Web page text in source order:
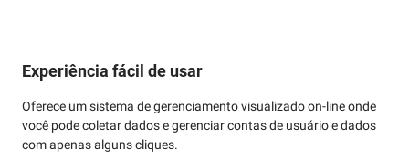
Experiência fácil de usar
Oferece um sistema de gerenciamento visualizado on-line onde
você pode coletar dados e gerenciar contas de usuário e dados
com apenas alguns cliques.